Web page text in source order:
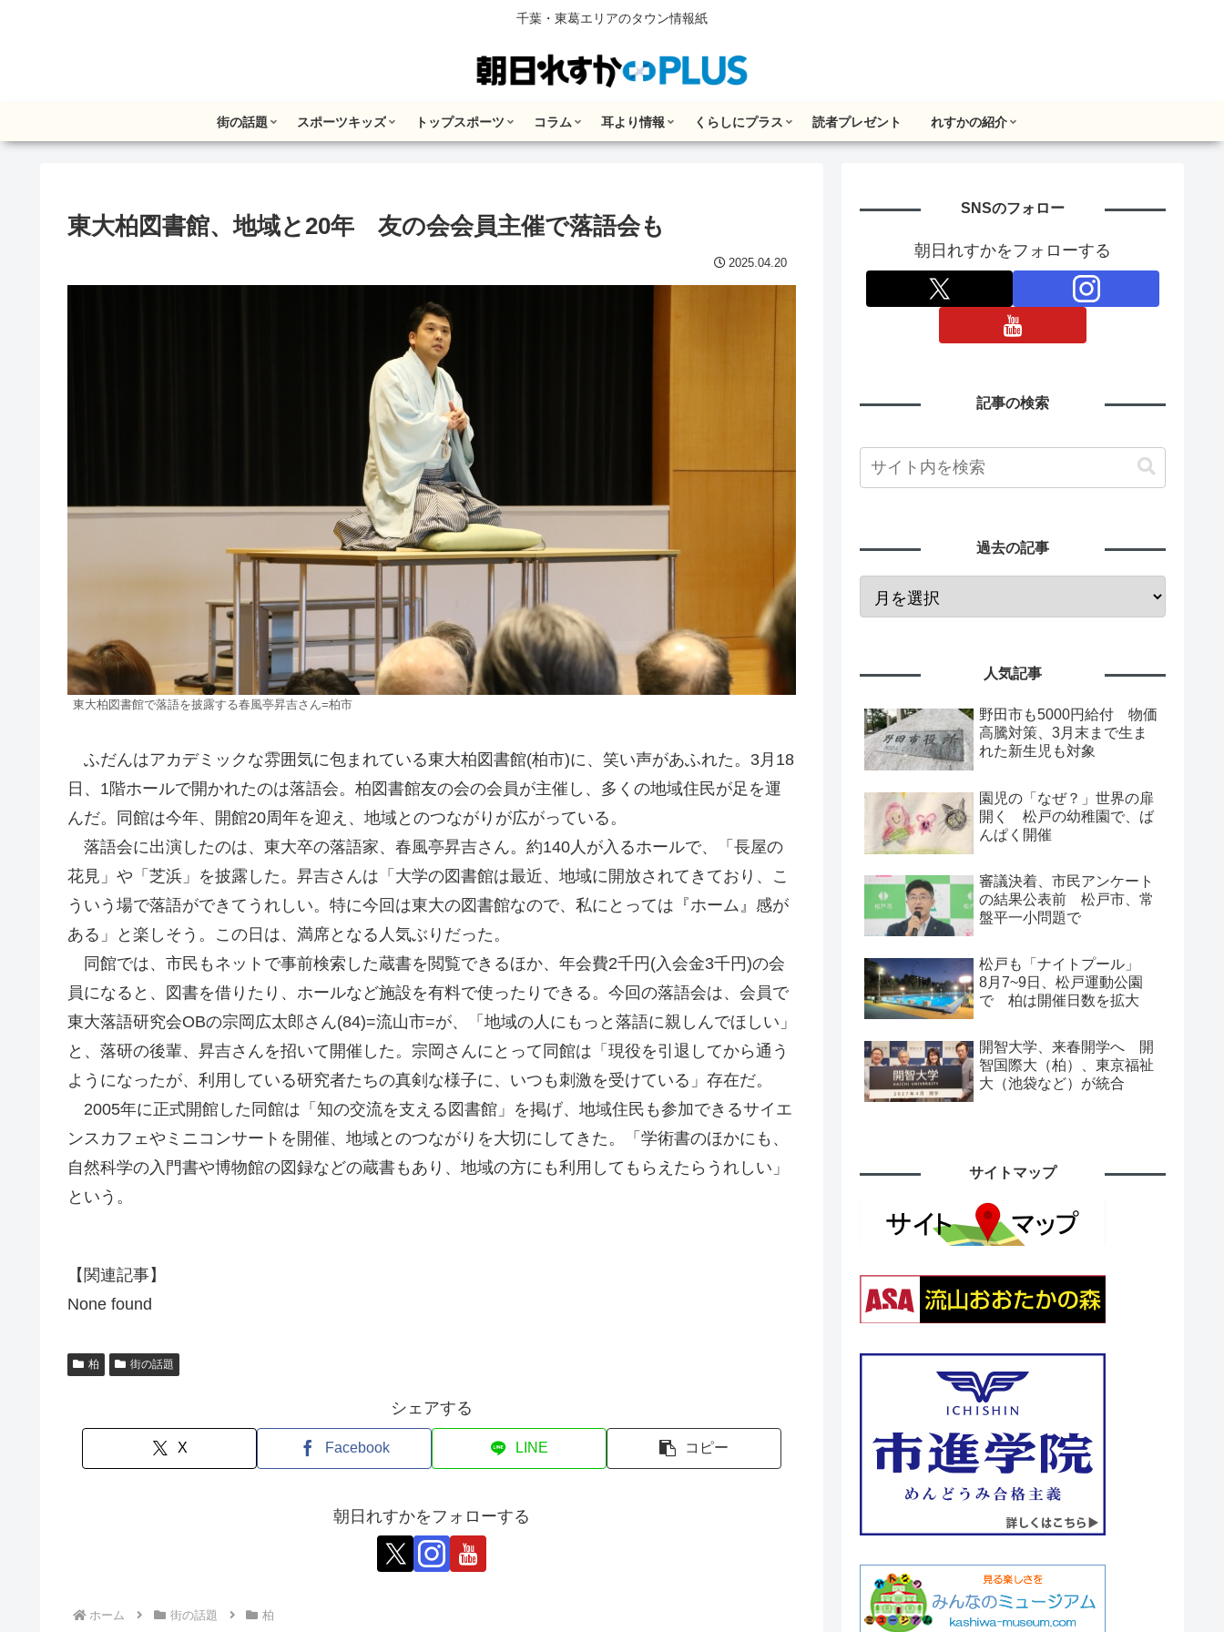
千葉・東葛エリアのタウン情報紙
街の話題 スポーツキッズ トップスポーツ コラム 耳より情報 くらしにプラス 読者プレゼント れすかの紹介
東大柏図書館、地域と20年 友の会会員主催で落語会も
2025.04.20
東大柏図書館で落語を披露する春風亭昇吉さん=柏市
ふだんはアカデミックな雰囲気に包まれている東大柏図書館(柏市)に、笑い声があふれた。3月18
日、1階ホールで開かれたのは落語会。柏図書館友の会の会員が主催し、多くの地域住民が足を運
んだ。同館は今年、開館20周年を迎え、地域とのつながりが広がっている。
落語会に出演したのは、東大卒の落語家、春風亭昇吉さん。約140人が入るホールで、「長屋の
花見」や「芝浜」を披露した。昇吉さんは「大学の図書館は最近、地域に開放されてきており、こ
ういう場で落語ができてうれしい。特に今回は東大の図書館なので、私にとっては『ホーム』感が
ある」と楽しそう。この日は、満席となる人気ぶりだった。
同館では、市民もネットで事前検索した蔵書を閲覧できるほか、年会費2千円(入会金3千円)の会
員になると、図書を借りたり、ホールなど施設を有料で使ったりできる。今回の落語会は、会員で
東大落語研究会OBの宗岡広太郎さん(84)=流山市=が、「地域の人にもっと落語に親しんでほしい」
と、落研の後輩、昇吉さんを招いて開催した。宗岡さんにとって同館は「現役を引退してから通う
ようになったが、利用している研究者たちの真剣な様子に、いつも刺激を受けている」存在だ。
2005年に正式開館した同館は「知の交流を支える図書館」を掲げ、地域住民も参加できるサイエ
ンスカフェやミニコンサートを開催、地域とのつながりを大切にしてきた。「学術書のほかにも、
自然科学の入門書や博物館の図録などの蔵書もあり、地域の方にも利用してもらえたらうれしい」
という。
【関連記事】
None found
柏 街の話題
シェアする
X Facebook LINE コピー
朝日れすかをフォローする
ホーム 街の話題 柏
SNSのフォロー
朝日れすかをフォローする
記事の検索
過去の記事
人気記事
野田市も5000円給付 物価
高騰対策、3月末まで生ま
れた新生児も対象
園児の「なぜ？」世界の扉
開く 松戸の幼稚園で、ば
んぱく開催
審議決着、市民アンケート
の結果公表前 松戸市、常
盤平一小問題で
松戸も「ナイトプール」
8月7~9日、松戸運動公園
で 柏は開催日数を拡大
開智大学、来春開学へ 開
智国際大（柏）、東京福祉
大（池袋など）が統合
サイトマップ